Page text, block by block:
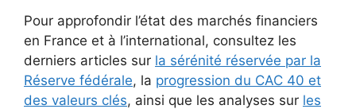
Pour approfondir l’état des marchés financiers
en France et à l’international, consultez les
derniers articles sur la sérénité réservée par la
Réserve fédérale, la progression du CAC 40 et
des valeurs clés, ainsi que les analyses sur les